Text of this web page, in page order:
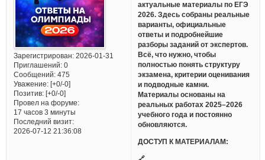
Зарегистрирован: 2026-01-31
Приглашений:0
Сообщений:475
Уважение: [+0/-0]
Позитив: [+0/-0]
Провел на форуме:
17 часов 3 минуты
Последний визит:
2026-07-12 21:36:08
актуальные материалы по ЕГЭ
2026. Здесь собраны реальные
варианты, официальные
ответы и подробнейшие
разборы заданий от экспертов.
Всё, что нужно, чтобы
полностью понять структуру
экзамена, критерии оценивания
и подводные камни.
Материалы основаны на
реальных работах 2025–2026
учебного года и постоянно
обновляются.
ДОСТУП К МАТЕРИАЛАМ:
🔗